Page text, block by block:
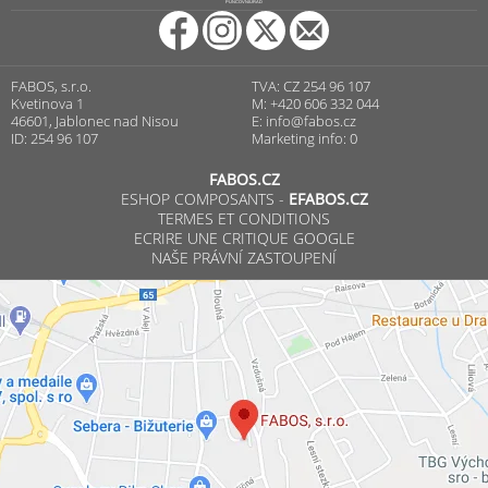
PUNCOVNÍ ÚŘAD
FABOS, s.r.o.
Kvetinova 1
46601, Jablonec nad Nisou
ID: 254 96 107
TVA: CZ 254 96 107
M: +420 606 332 044
E: info@fabos.cz
Marketing info: 0
FABOS.CZ
ESHOP COMPOSANTS - EFABOS.CZ
TERMES ET CONDITIONS
ECRIRE UNE CRITIQUE GOOGLE
NAŠE PRÁVNÍ ZASTOUPENÍ